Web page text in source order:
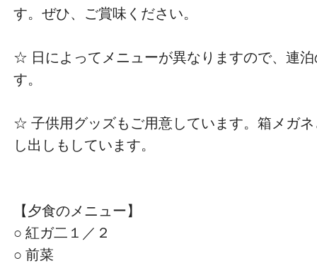
す。ぜひ、ご賞味ください。
☆ 日によってメニューが異なりますので、連
す。
☆ 子供用グッズもご用意しています。箱メガ
し出しもしています。
【夕食のメニュー】
○ 紅ガ二１／２
○ 前菜